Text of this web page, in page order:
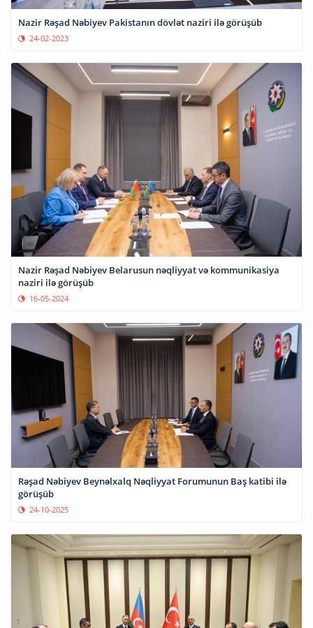
Nazir Rəşad Nəbiyev Pakistanın dövlət naziri ilə görüşüb
24-02-2023
Nazir Rəşad Nəbiyev Belarusun nəqliyyat və kommunikasiya
naziri ilə görüşüb
16-05-2024
Rəşad Nəbiyev Beynəlxalq Nəqliyyat Forumunun Baş katibi ilə
görüşüb
24-10-2025